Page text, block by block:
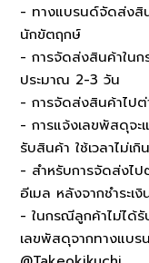
- ทางแบรนด์จัดส่งสิ
นักขัตฤกษ์
- การจัดส่งสินค้าในก
ประมาณ 2-3 วัน
- การจัดส่งสินค้าไปต่
- การแจ้งเลขพัสดุจะ
รับสินค้า ใช้เวลาไม่เกิ
- สำหรับการจัดส่งไ
อีเมล หลังจากชำระเงิ
- ในกรณีลูกค้าไม่ได้
เลขพัสดุจากทางแบ